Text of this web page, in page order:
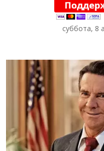
суббота, 8